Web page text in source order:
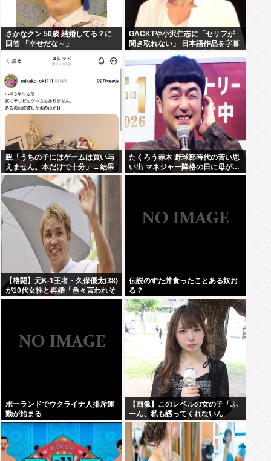
さかなクン 50歳 結婚してる？に
回答 「幸せだな～」
GACKTや小沢仁志に「セリフが
聞き取れない」 日本語作品を字幕
で見る人が増えている背景
親「うちの子にはゲームは買い与
えません。本だけで十分」→結果
たくろう赤木 野球部時代の苦い思
い出 マネジャー降格の日に母が…
「何も言えなくて」
【格闘】元K-1王者・久保優太(38)
が10代女性と再婚「色々言われそ
うですが…」
伝説のすた丼食ったことある奴お
る？
ポーランドでウクライナ人排斥運
動が始まる
【画像】このレベルの女の子「ふ
ーん、私も誘ってくれないん
だ⋯」